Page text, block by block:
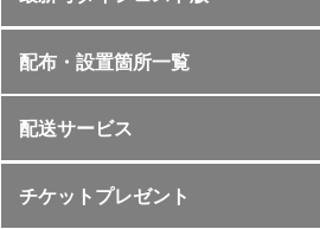
配布・設置箇所一覧
配送サービス
チケットプレゼント